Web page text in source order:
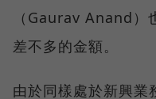
（Gaurav Anand）
差不多的金額。
由於同樣處於新興